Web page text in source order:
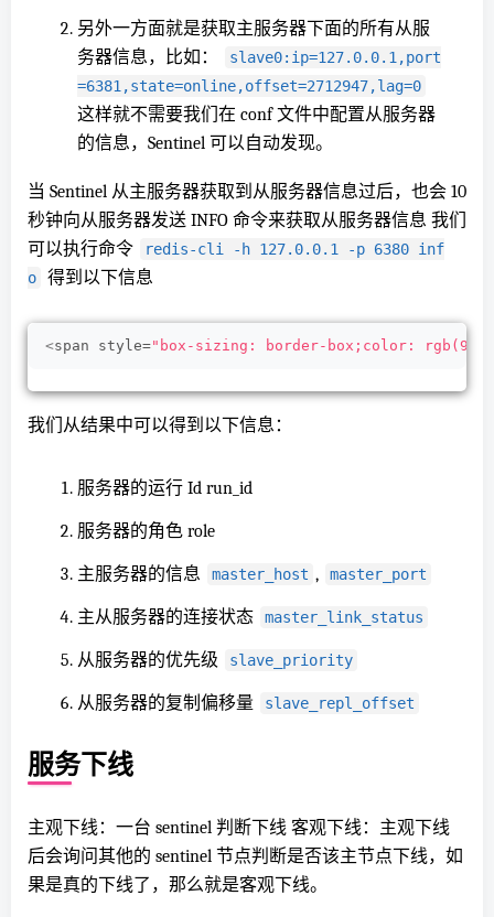
另外一方面就是获取主服务器下面的所有从服
务器信息，比如：
slave0:ip=127.0.0.1,port
=6381,state=online,offset=2712947,lag=0
这样就不需要我们在 conf 文件中配置从服务器
的信息，Sentinel 可以自动发现。
当 Sentinel 从主服务器获取到从服务器信息过后，也会 10
秒钟向从服务器发送 INFO 命令来获取从服务器信息 我们
可以执行命令
redis-cli -h 127.0.0.1 -p 6380 inf
o
得到以下信息
<span style="box-sizing: border-box;color:
我们从结果中可以得到 以下信息：
服务器的运行 Id run_id
服务器的角色 role
主服务器的信息 master_host , master_port
主从服务器的连接状态 master_link_status
从服务器的优先级 slave_priority
从服务器的复制偏移量 slave_repl_offset
服务下线
主观下线：一台 sentinel 判断下线 客观下线：主观下线
后会询问其他的 sentinel 节点判断是否该主节点下线，如
果是真的下线了，那么就是客观下线。